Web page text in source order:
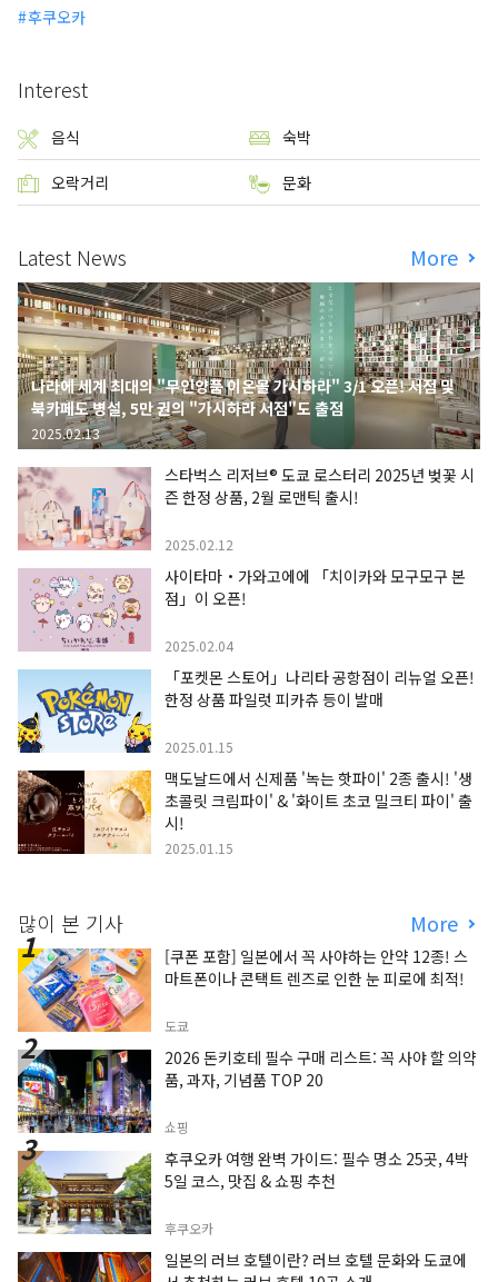
후쿠오카
Interest
음식 숙박
오락거리 문화
Latest News More
나라에 세계 최대의 "무인양품 이온몰 가시하라" 3/1 오픈! 서점 및
북카페도 병설, 5만 권의 "가시하라 서점"도 출점
2025.02.13
스타벅스 리저브® 도쿄 로스터리 2025년 벚꽃 시
즌 한정 상품, 2월 로맨틱 출시!
2025.02.12
사이타마・가와고에에 「치이카와 모구모구 본
점」이 오픈!
2025.02.04
「포켓몬 스토어」나리타 공항점이 리뉴얼 오픈!
한정 상품 파일럿 피카츄 등이 발매
2025.01.15
맥도날드에서 신제품 '녹는 핫파이' 2종 출시! '생
초콜릿 크림파이' & '화이트 초코 밀크티 파이' 출
시!
2025.01.15
많이 본 기사 More
[쿠폰 포함] 일본에서 꼭 사야하는 안약 12종! 스
마트폰이나 콘택트 렌즈로 인한 눈 피로에 최적!
도쿄
2026 돈키호테 필수 구매 리스트: 꼭 사야 할 의약
품, 과자, 기념품 TOP 20
쇼핑
후쿠오카 여행 완벽 가이드: 필수 명소 25곳, 4박
5일 코스, 맛집 & 쇼핑 추천
후쿠오카
일본의 러브 호텔이란? 러브 호텔 문화와 도쿄에